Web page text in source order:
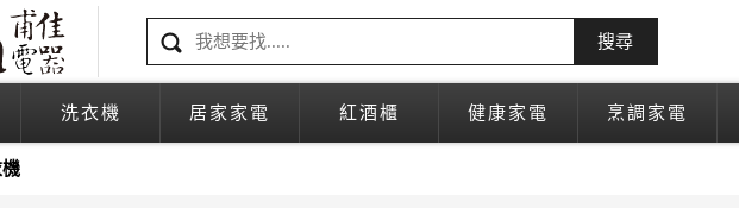
搜尋
洗衣機 居家家電 紅酒櫃 健康家電 烹調家電